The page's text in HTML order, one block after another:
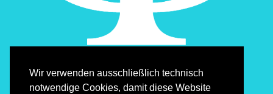
Wir verwenden ausschließlich technisch
notwendige Cookies, damit diese Website